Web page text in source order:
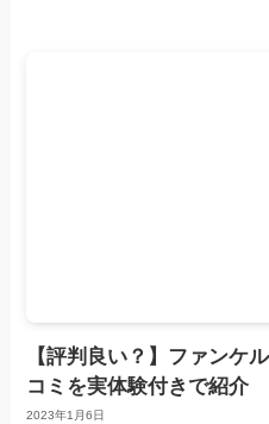
【評判良い？】ファンケ
コミを実体験付きで紹介
2023年1月6日